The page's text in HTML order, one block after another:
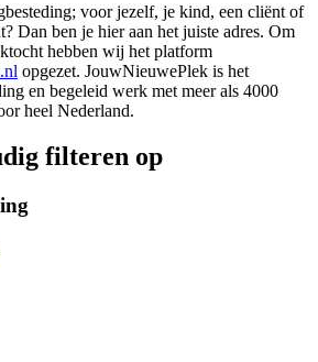
voor jezelf, je kind, een cliënt of
Dan ben je hier aan het juiste adres. Om
hebben wij het platform
opgezet. JouwNieuwePlek is het
en begeleid werk met meer als 4000
heel Nederland.
filteren op